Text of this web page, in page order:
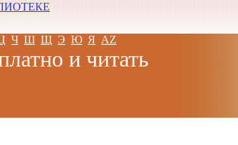
Ч Ш Щ Э Ю Я AZ
и читать